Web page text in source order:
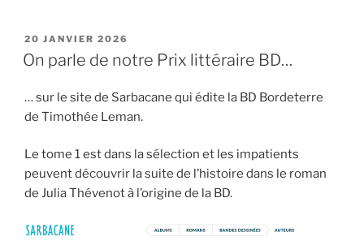
PUBLIÉ
LE
20 JANVIER 2026
On parle de notre Prix littéraire BD…
… sur le site de Sarbacane qui édite la BD Bordeterre
de Timothée Leman.
Le tome 1 est dans la sélection et les impatients
peuvent découvrir la suite de l’histoire dans le roman
de Julia Thévenot à l’origine de la BD.